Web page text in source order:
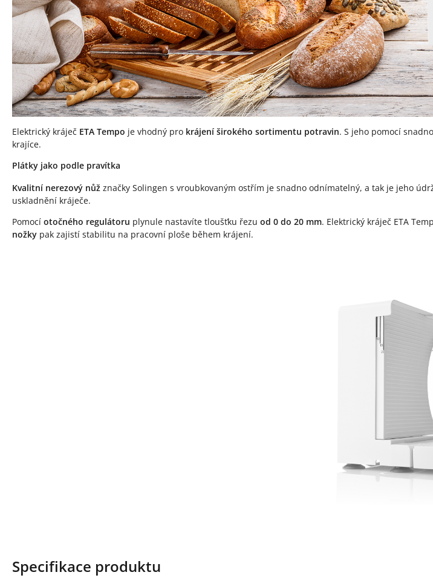
Elektrický kráječ ETA Tempo je vhodný pro krájení širokého sortimentu potravin. S jeho pomocí
krajíce.
Plátky jako podle pravítka
Kvalitní nerezový nůž značky Solingen s vroubkovaným ostřím je snadno odnímatelný, a tak je jeho
uskladnění kráječe.
Pomocí otočného regulátoru plynule nastavíte tloušťku řezu od 0 do 20 mm. Elektrický kráječ ETA
nožky pak zajistí stabilitu na pracovní ploše během krájení.
Specifikace produktu